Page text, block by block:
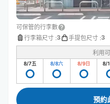
可保管的行李數
行李箱尺寸 :3 手提包尺寸 :3
利用
8/7五 8/8六 8/9日 8/
預約